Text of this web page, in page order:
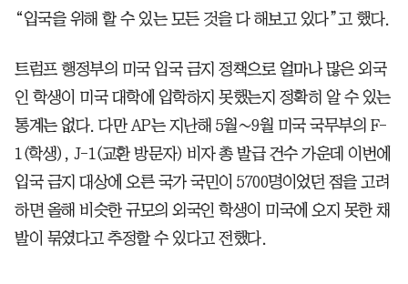
“입국을 위해 할 수 있는 모든 것을 다 해보고 있다”고 했다.
트럼프 행정부의 미국 입국 금지 정책으로 얼마나 많은 외국
인 학생이 미국 대학에 입학하지 못했는지 정확히 알 수 있는
통계는 없다. 다만 AP는 지난해 5월∼9월 미국 국무부의 F-
1(학생), J-1(교환 방문자) 비자 총 발급 건수 가운데 이번에
입국 금지 대상에 오른 국가 국민이 5700명이었던 점을 고려
하면 올해 비슷한 규모의 외국인 학생이 미국에 오지 못한 채
발이 묶였다고 추정할 수 있다고 전했다.